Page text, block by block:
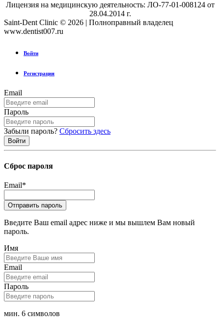
Лицензия на медицинскую деятельность: ЛО-77-01-008124 от
28.04.2014 г.
Saint-Dent Clinic © 2026 | Полноправный владелец
www.dentist007.ru
Войти
Регистрация
Email
Пароль
Забыли пароль? Сбросить здесь
Сброс пароля
Email*
Введите Ваш email адрес ниже и мы вышлем Вам новый
пароль.
Имя
Email
Пароль
мин. 6 символов